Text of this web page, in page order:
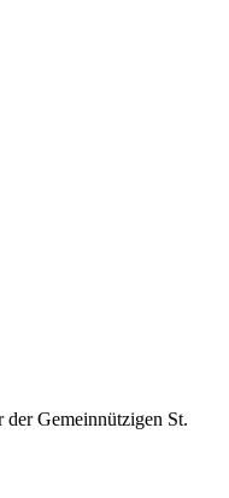
Gemeinnützigen St.